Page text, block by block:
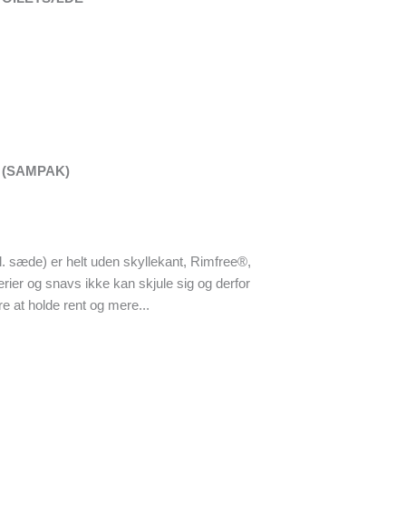
sæde) er helt uden skyllekant, Rimfree®,
og snavs ikke kan skjule sig og derfor
at holde rent og mere...